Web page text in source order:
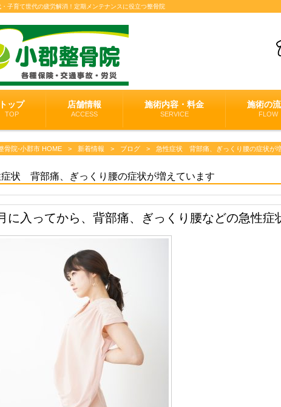
子育て世代の疲労解消！定期メンテナンスに役立つ整骨院
トップ
TOP
店舗情報
ACCESS
施術内容・料金
SERVICE
施術の
FLOW
骨院-小郡市 HOME > 新着情報 > ブログ > 急性症状 背部痛、ぎっくり腰の症状が
症状 背部痛、ぎっくり腰の症状が増えています
に入ってから、背部痛、ぎっくり腰などの急性症